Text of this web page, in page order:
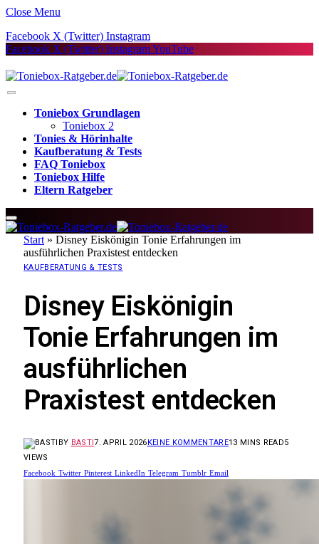
Close Menu
Facebook X (Twitter) Instagram
Facebook X (Twitter) InstagramYouTube
Toniebox Grundlagen
Toniebox 2
Tonies & Hörinhalte
Kaufberatung & Tests
FAQ Toniebox
Toniebox Hilfe
Eltern Ratgeber
Start » Disney Eiskönigin Tonie Erfahrungen im
ausführlichen Praxistest entdecken
KAUFBERATUNG & TESTS
Disney Eiskönigin
Tonie Erfahrungen im
ausführlichen
Praxistest entdecken
BY BASTI7. APRIL 2026KEINE KOMMENTARE13 MINS READ5
VIEWS
Facebook Twitter Pinterest LinkedIn Telegram Tumblr Email